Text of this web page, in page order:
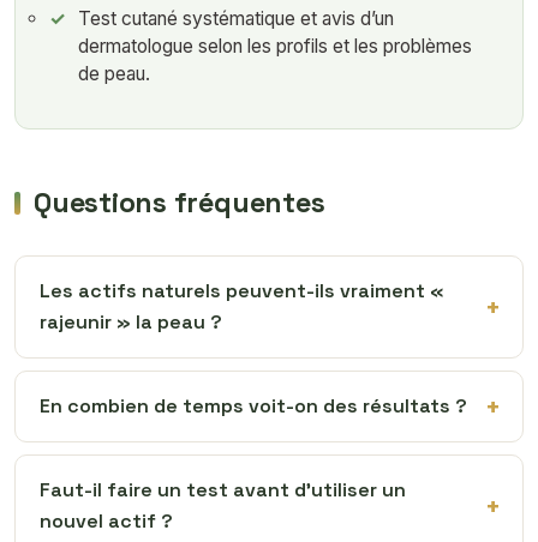
Test cutané systématique et avis d’un
dermatologue selon les profils et les problèmes
de peau.
Questions fréquentes
Les actifs naturels peuvent-ils vraiment «
rajeunir » la peau ?
En combien de temps voit-on des résultats ?
Faut-il faire un test avant d’utiliser un
nouvel actif ?